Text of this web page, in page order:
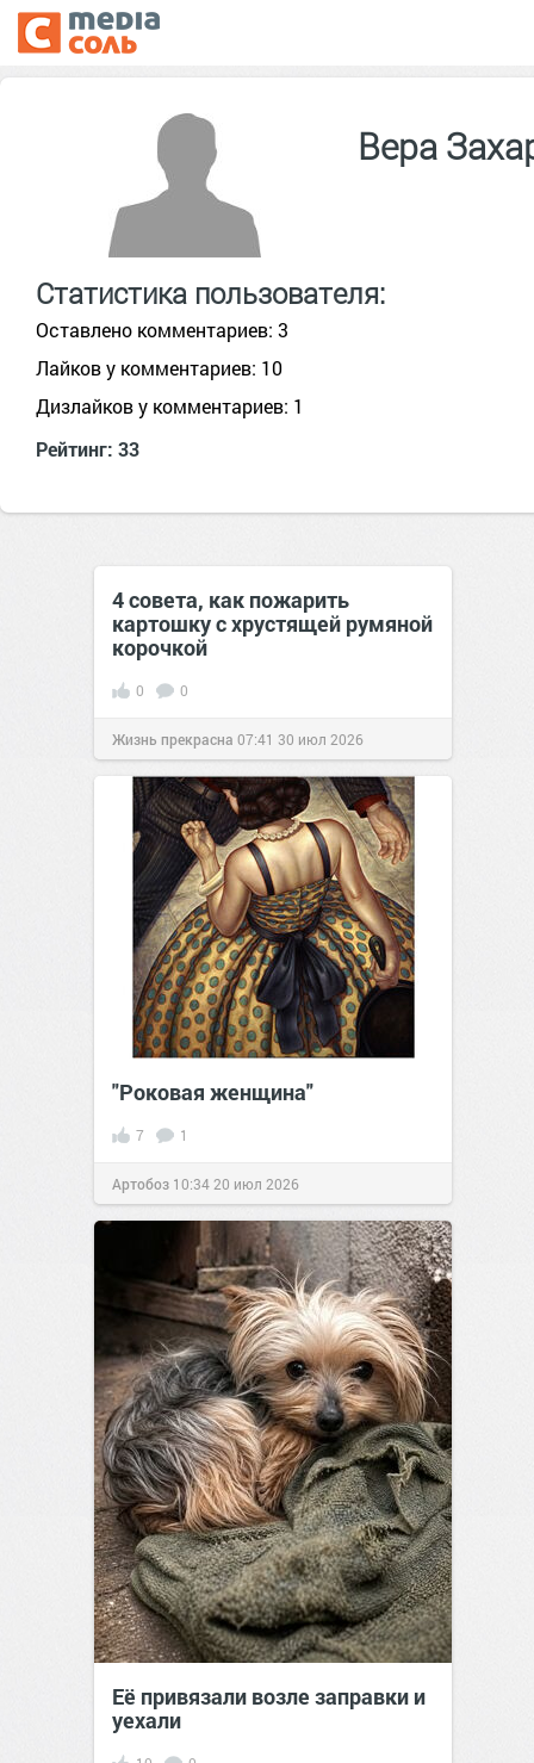
Вера
Статистика пользователя:
Оставлено комментариев: 3
Лайков у комментариев: 10
Дизлайков у комментариев: 1
Рейтинг: 33
4 совета, как пожарить
картошку с хрустящей румяной
корочкой
0 0
Жизнь прекрасна 07:41 30 июл 2026
"Роковая женщина"
7 1
Артобоз 10:34 20 июл 2026
Её привязали возле заправки и
уехали